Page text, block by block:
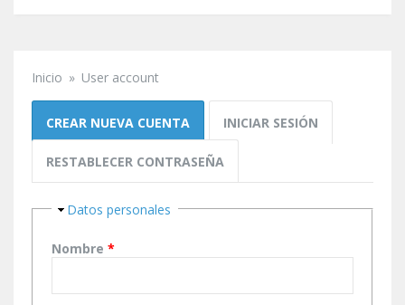
Se encuentra usted aquí
Inicio » User account
Solapas principales
CREAR NUEVA CUENTA (SOLAPA ACTIVA)
INICIAR SESIÓN
RESTABLECER CONTRASEÑA
Ocultar
Datos personales
Nombre *